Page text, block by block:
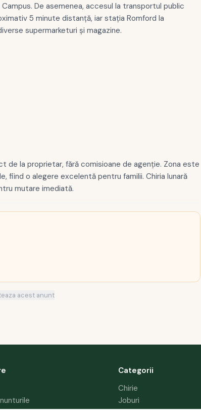
De asemenea, accesul la transportul public
5 minute distanță, iar stația Romford la
supermarketuri și magazine.
de la proprietar, fără comisioane de agenție. Zona este
fiind o alegere excelentă pentru familii. Chiria lunară
mutare imediată.
acest anunt
Categorii
Chirie
Joburi